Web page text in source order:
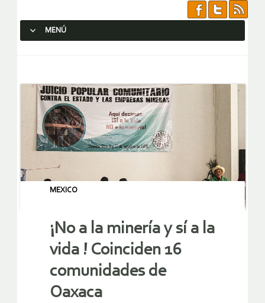
MENÚ
MEXICO
¡No a la minería y sí a la
vida ! Coinciden 16
comunidades de
Oaxaca